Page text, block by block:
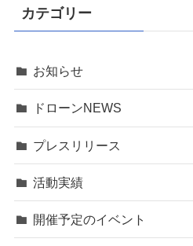
カテゴリー
お知らせ
ドローンNEWS
プレスリリース
活動実績
開催予定のイベント